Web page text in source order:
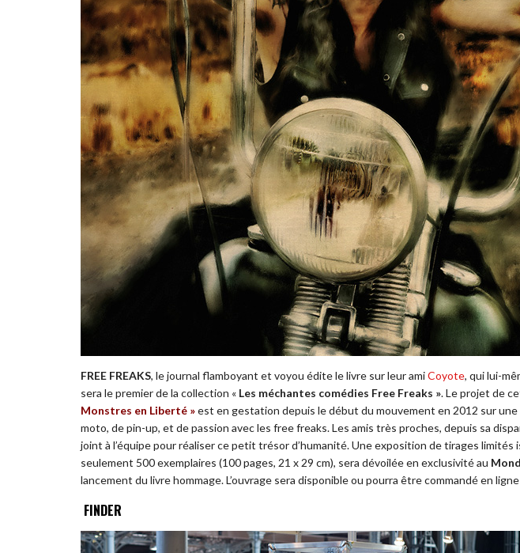
FREE FREAKS, le journal flamboyant et voyou édite le livre sur leur amiCoyote, qui lui-
sera le premier de la collection « Les méchantes comédies Free Freaks ». Le projet de
Monstres en Liberté »est en gestation depuis le début du mouvement en 2012 sur une
moto, de pin-up, et de passion avec les free freaks. Les amis très proches, depuis sa
joint à l’équipe pour réaliser ce petit trésor d’humanité. Une exposition de tirages limités
seulement 500 exemplaires (100 pages, 21 x 29 cm), sera dévoilée en exclusivité au
lancement du livre hommage. L’ouvrage sera disponible ou pourra être commandé en
FINDER